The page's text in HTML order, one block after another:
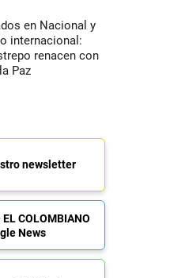
en Nacional y
internacional:
renacen con
Paz
newsletter
COLOMBIANO
News